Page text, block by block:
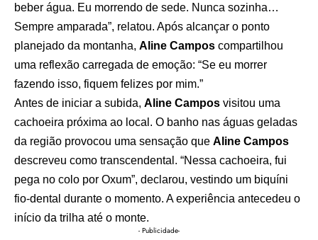
beber água. Eu morrendo de sede. Nunca sozinha…
Sempre amparada”, relatou. Após alcançar o ponto
planejado da montanha, Aline Campos compartilhou
uma reflexão carregada de emoção: “Se eu morrer
fazendo isso, fiquem felizes por mim.”
Antes de iniciar a subida, Aline Campos visitou uma
cachoeira próxima ao local. O banho nas águas geladas
da região provocou uma sensação que Aline Campos
descreveu como transcendental. “Nessa cachoeira, fui
pega no colo por Oxum”, declarou, vestindo um biquíni
fio-dental durante o momento. A experiência antecedeu o
início da trilha até o monte.
- Publicidade-